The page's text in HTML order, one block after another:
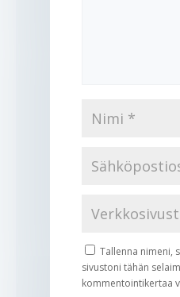
Tallenna nimeni,
sivustoni tähän
kommentointikertaa